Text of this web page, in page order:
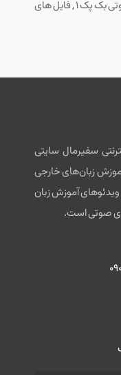
بک پک 1 ,فایل های
سفیرمال سایتی
زبان‌های خارجی
ویدئوهای آموزش زبان
صوتی است.